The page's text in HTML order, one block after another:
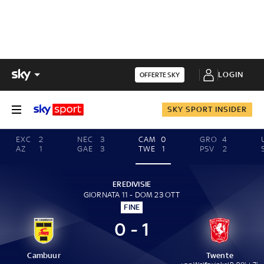
OFFERTE SKY LOGIN
SKY SPORT INSIDER
EXC
2
AZ
1
NEC
3
GAE
3
CAM
0
TWE
1
GRO
4
PSV
2
EREDIVISIE
GIORNATA 11 - DOM 23 OTT
FINE
Cambuur
0 - 1
Twente